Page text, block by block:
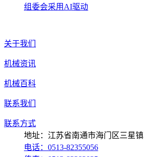
组委会采用AI驱动
关于我们
机械资讯
机械百科
联系我们
联系方式
地址：江苏省南通市海门区三星镇
电话：0513-82355056